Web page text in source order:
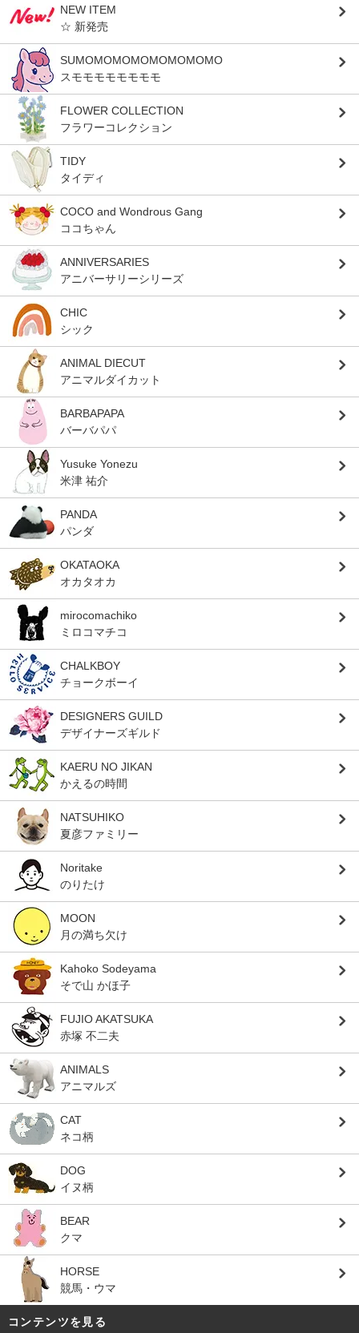
NEW ITEM
☆ 新発売
SUMOMOMOMOMOMOMOMO
スモモモモモモモモ
FLOWER COLLECTION
フラワーコレクション
TIDY
タイディ
COCO and Wondrous Gang
ココちゃん
ANNIVERSARIES
アニバーサリーシリーズ
CHIC
シック
ANIMAL DIECUT
アニマルダイカット
BARBAPAPA
バーバパパ
Yusuke Yonezu
米津 祐介
PANDA
パンダ
OKATAOKA
オカタオカ
mirocomachiko
ミロコマチコ
CHALKBOY
チョークボーイ
DESIGNERS GUILD
デザイナーズギルド
KAERU NO JIKAN
かえるの時間
NATSUHIKO
夏彦ファミリー
Noritake
のりたけ
MOON
月の満ち欠け
Kahoko Sodeyama
そで山 かほ子
FUJIO AKATSUKA
赤塚 不二夫
ANIMALS
アニマルズ
CAT
ネコ柄
DOG
イヌ柄
BEAR
クマ
HORSE
競馬・ウマ
コンテンツを見る